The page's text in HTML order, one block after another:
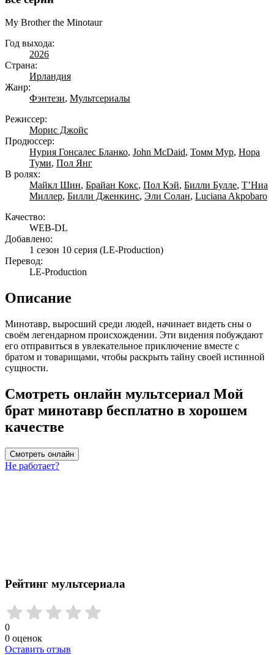
My Brother the Minotaur
Год выхода:
2026
Страна:
Ирландия
Жанр:
Фэнтези, Мультсериалы
Режиссер:
Морис Джойс
Продюссер:
Нурия Гонсалес Бланко, John McDaid, Томм Мур, Нора
Туми, Пол Янг
В ролях:
Майкл Шин, Брайан Кокс, Пол Кэй, Билли Булле, Т’Ниа
Миллер, Билли Дженкинс, Эли Солан, Luciana Akpobaro
Качество:
WEB-DL
Добавлено:
1 сезон 10 серия (LE-Production)
Перевод:
LE-Production
Описание
Минотавр, выросший среди людей, начинает видеть сны о
своём легендарном происхождении. Эти видения побуждают
его отправиться в увлекательное приключение вместе с
братом и товарищами, чтобы раскрыть тайну своей истинной
сущности.
Смотреть онлайн мультсериал Мой
брат минотавр бесплатно в хорошем
качестве
Смотреть онлайн
Не работает?
Рейтинг мультсериала
0
0 оценок
Оставить отзыв